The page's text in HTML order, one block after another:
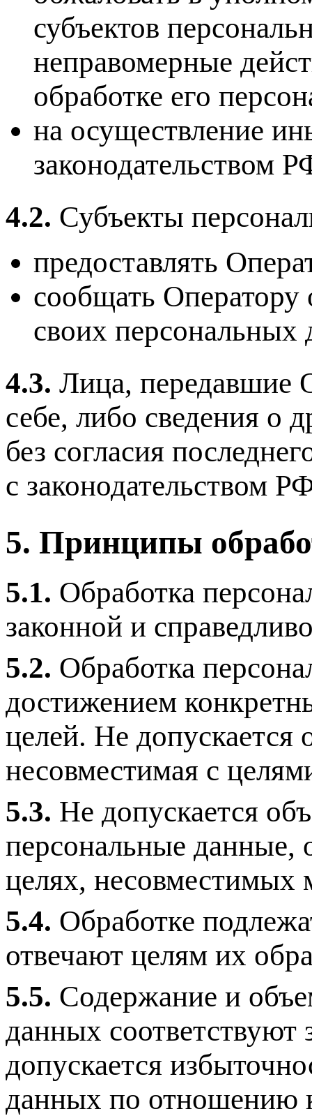
субъектов
неправомерные
обработке его
на осуществление
законодательством
4.2. Субъекты
предоставлять
сообщать
своих персональных
4.3. Лица, передавшие
себе, либо сведения о
без согласия
с законодательством
5. Принципы
5.1. Обработка
законной и
5.2. Обработка
достижением
целей. Не допускается
несовместимая с
5.3. Не допускается
персональные данные,
целях, несовместимых
5.4. Обработке
отвечают целям их
5.5. Содержание и
данных
допускается
данных по отношению